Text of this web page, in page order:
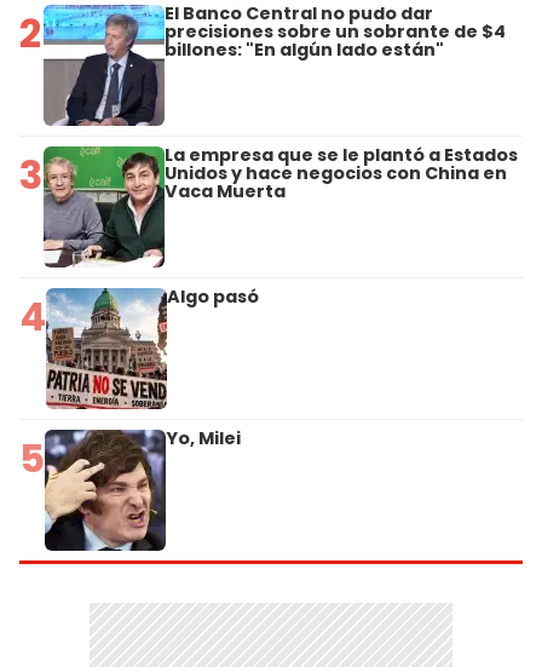
2 El Banco Central no pudo dar
precisiones sobre un sobrante de $4
billones: "En algún lado están"
3 La empresa que se le plantó a Estados
Unidos y hace negocios con China en
Vaca Muerta
4 Algo pasó
5 Yo, Milei